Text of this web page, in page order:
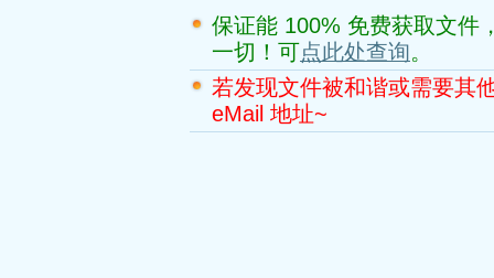
保证能 100% 免费获取文件
一切！可点此处查询。
若发现文件被和谐或需要其
eMail 地址~